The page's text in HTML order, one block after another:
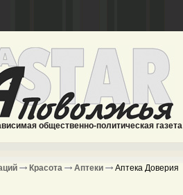
общественно-политическая газета
Красота Аптеки Аптека Доверия